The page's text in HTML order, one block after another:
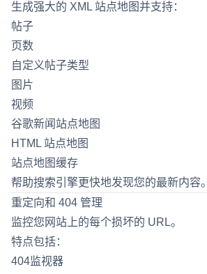
生成强大的 XML 站点地图并支持：
帖子
页数
自定义帖子类型
图片
视频
谷歌新闻站点地图
HTML 站点地图
站点地图缓存
帮助搜索引擎更快地发现您的最新内容。
重定向和 404 管理
监控您网站上的每个损坏的 URL。
特点包括：
404监视器